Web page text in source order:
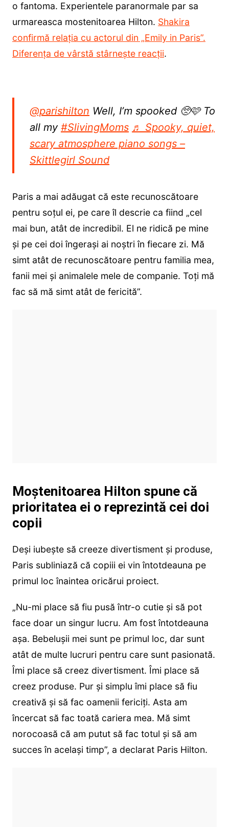
o fantoma. Experientele paranormale par sa
urmareasca mostenitoarea Hilton. Shakira
confirmă relația cu actorul din „Emily in Paris”.
Diferența de vârstă stârnește reacții.
@parishilton Well, I’m spooked 🥺🩷 To
all my #SlivingMoms ♬ Spooky, quiet,
scary atmosphere piano songs –
Skittlegirl Sound
Paris a mai adăugat că este recunoscătoare
pentru soțul ei, pe care îl descrie ca fiind „cel
mai bun, atât de incredibil. El ne ridică pe mine
și pe cei doi îngerași ai noștri în fiecare zi. Mă
simt atât de recunoscătoare pentru familia mea,
fanii mei și animalele mele de companie. Toți mă
fac să mă simt atât de fericită”.
Moștenitoarea Hilton spune că
prioritatea ei o reprezintă cei doi
copii
Deși iubește să creeze divertisment și produse,
Paris subliniază că copiii ei vin întotdeauna pe
primul loc înaintea oricărui proiect.
„Nu-mi place să fiu pusă într-o cutie și să pot
face doar un singur lucru. Am fost întotdeauna
așa. Bebelușii mei sunt pe primul loc, dar sunt
atât de multe lucruri pentru care sunt pasionată.
Îmi place să creez divertisment. Îmi place să
creez produse. Pur și simplu îmi place să fiu
creativă și să fac oamenii fericiți. Asta am
încercat să fac toată cariera mea. Mă simt
norocoasă că am putut să fac totul și să am
succes în același timp”, a declarat Paris Hilton.